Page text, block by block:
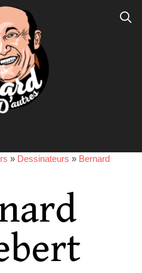
» Dessinateurs » Bernard